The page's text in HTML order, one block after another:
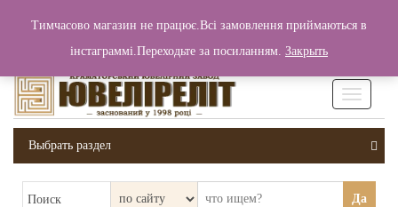
Вход / Регистрация 0 грн.
Выбрать раздел
Поиск Да
Тимчасово магазин не працює.Всі замовлення приймаються в
інстаграммі.Переходьте за посиланням. Закрыть